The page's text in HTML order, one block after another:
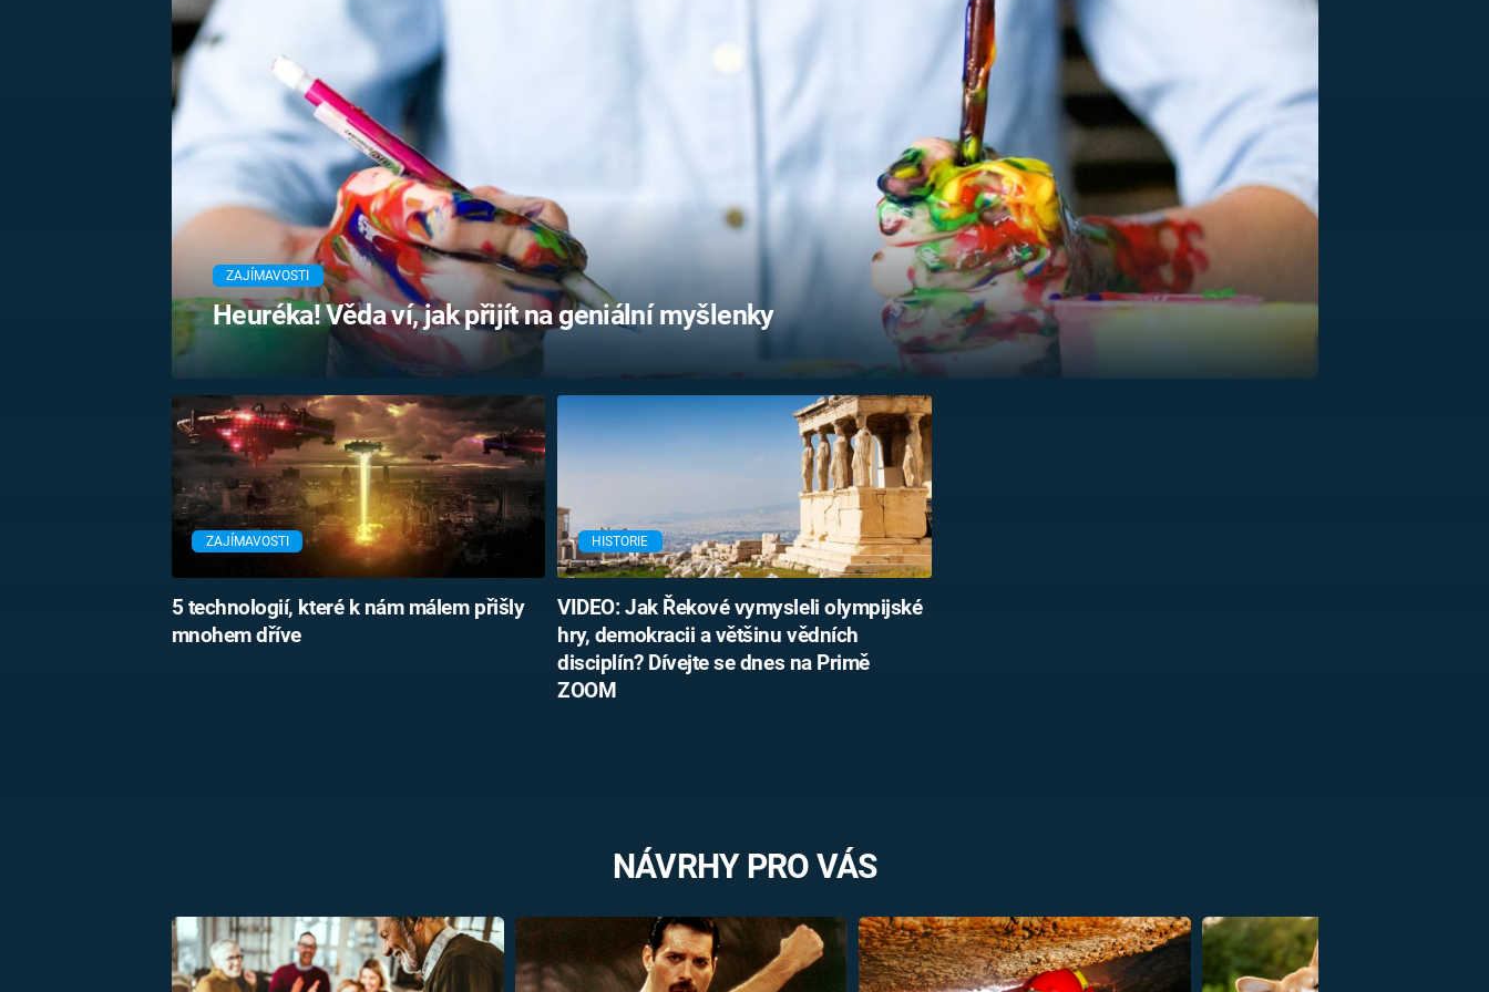
NAPOLEON
BONAPARTE
BRITSKÁ
KRÁLOVSKÁ
RODINA
FILMY VERSUS
HORORY VERSUS
OPTICKÉ ILUZE A
KLAMY
ZAJÍMAVOSTI
Heuréka! Věda ví, jak přijít na geniální myšlenky
ZAJÍMAVOSTI
5 technologií, které k nám málem přišly
mnohem dříve
HISTORIE
VIDEO: Jak Řekové vymysleli olympijské
hry, demokracii a většinu vědních
disciplín? Dívejte se dnes na Primě
ZOOM
NÁVRHY PRO VÁS